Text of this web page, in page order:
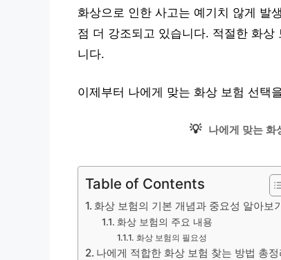
화상으로 인한 사고는 예기치 않게 발
점 더 강조되고 있습니다. 적절한 화
니다.
이제부터 나에게 맞는 화상 보험 선택
💡 나에게 맞는 화
Table of Contents
화상 보험의 기본 개념과 중요성 알아보
화상 보험의 주요 내용
화상 보험의 필요성
나에게 적합한 화상 보험 찾는 방법 총정